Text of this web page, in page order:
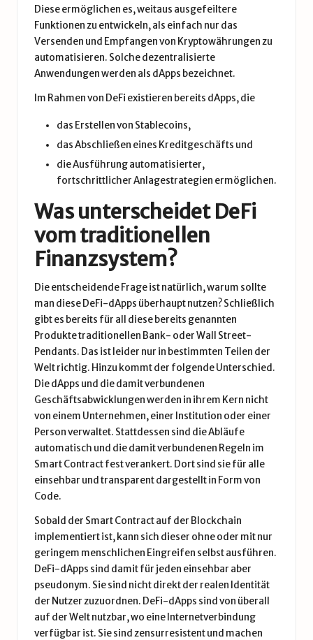
Diese ermöglichen es, weitaus ausgefeiltere
Funktionen zu entwickeln, als einfach nur das
Versenden und Empfangen von Kryptowährungen zu
automatisieren. Solche dezentralisierte
Anwendungen werden als dApps bezeichnet.
Im Rahmen von DeFi existieren bereits dApps, die
das Erstellen von Stablecoins,
das Abschließen eines Kreditgeschäfts und
die Ausführung automatisierter,
fortschrittlicher Anlagestrategien ermöglichen.
Was unterscheidet DeFi
vom traditionellen
Finanzsystem?
Die entscheidende Frage ist natürlich, warum sollte
man diese DeFi-dApps überhaupt nutzen? Schließlich
gibt es bereits für all diese bereits genannten
Produkte traditionellen Bank- oder Wall Street-
Pendants. Das ist leider nur in bestimmten Teilen der
Welt richtig. Hinzu kommt der folgende Unterschied.
Die dApps und die damit verbundenen
Geschäftsabwicklungen werden in ihrem Kern nicht
von einem Unternehmen, einer Institution oder einer
Person verwaltet. Stattdessen sind die Abläufe
automatisch und die damit verbundenen Regeln im
Smart Contract fest verankert. Dort sind sie für alle
einsehbar und transparent dargestellt in Form von
Code.
Sobald der Smart Contract auf der Blockchain
implementiert ist, kann sich dieser ohne oder mit nur
geringem menschlichen Eingreifen selbst ausführen.
DeFi-dApps sind damit für jeden einsehbar aber
pseudonym. Sie sind nicht direkt der realen Identität
der Nutzer zuzuordnen. DeFi-dApps sind von überall
auf der Welt nutzbar, wo eine Internetverbindung
verfügbar ist. Sie sind zensurresistent und machen